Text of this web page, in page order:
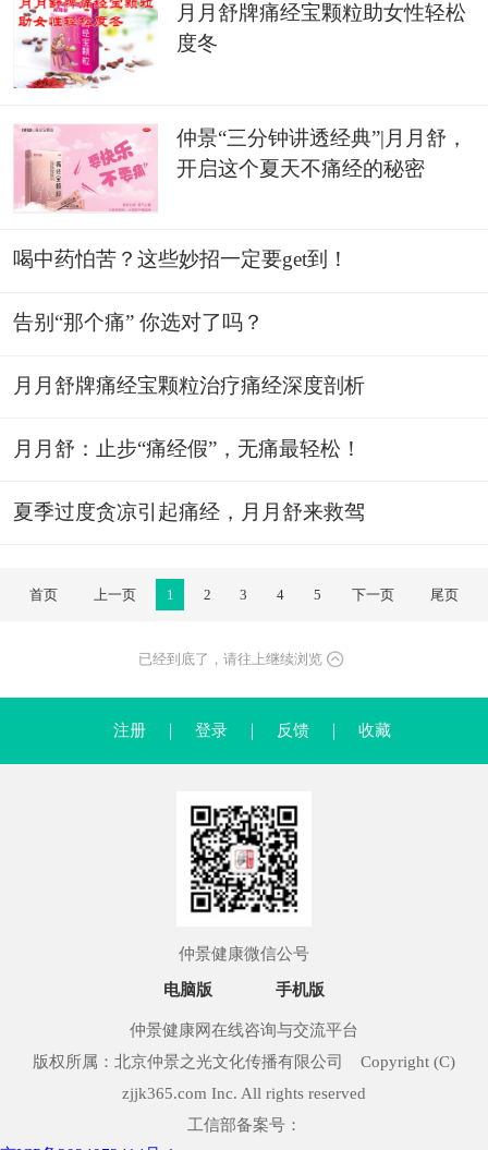
月月舒牌痛经宝颗粒助女性轻松
度冬
仲景“三分钟讲透经典”|月月舒，
开启这个夏天不痛经的秘密
喝中药怕苦？这些妙招一定要get到！
告别“那个痛” 你选对了吗？
月月舒牌痛经宝颗粒治疗痛经深度剖析
月月舒：止步“痛经假”，无痛最轻松！
夏季过度贪凉引起痛经，月月舒来救驾
首页 上一页 1 2 3 4 5 下一页 尾页
已经到底了，请往上继续浏览
注册 登录 反馈 收藏
仲景健康微信公号
电脑版 手机版
仲景健康网在线咨询与交流平台
版权所属：北京仲景之光文化传播有限公司 Copyright (C)
zjjk365.com Inc. All rights reserved
工信部备案号：